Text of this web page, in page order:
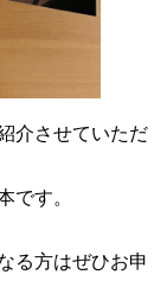
介させていただ
です。
る方はぜひお申